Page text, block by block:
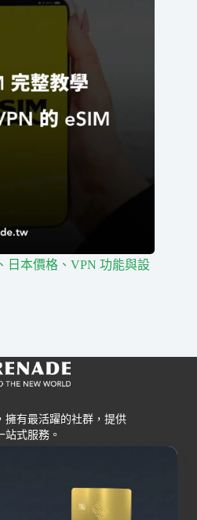
日本價格、VPN 功能與設
擁有最活躍的社群，提供
站式服務。
交易所